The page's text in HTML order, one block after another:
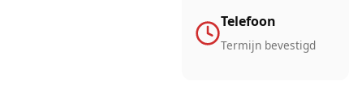
Telefoon
Termijn bevestigd